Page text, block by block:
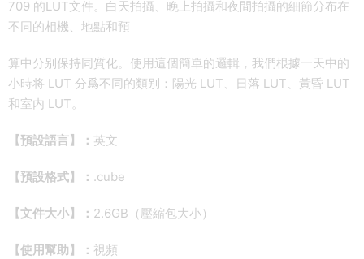
709 的LUT文件。白天拍攝、晚上拍攝和夜間拍攝的細節分布在
不同的相機、地點和預
算中分别保持同質化。使用這個簡單的邏輯，我們根據一天中的
小時将 LUT 分爲不同的類别：陽光 LUT、日落 LUT、黃昏 LUT
和室内 LUT。
【預設語言】： 英文
【預設格式】： .cube
【文件大小】： 2.6GB（壓縮包大小）
【使用幫助】： 視頻